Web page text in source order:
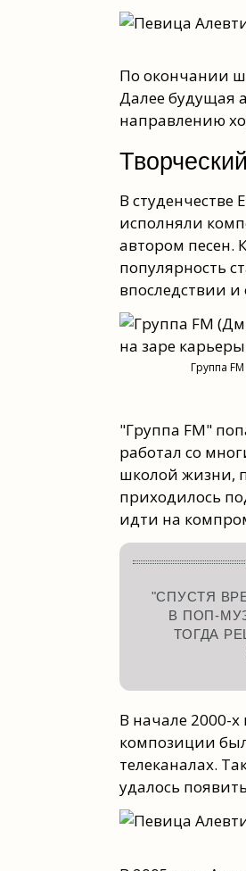
По окончании
Далее будущая
направлению
В студенчестве
исполняли
автором песен.
популярность
впоследствии и
Группа
"Группа FM"
работал со
школой жизни,
приходилось
идти на
"СПУСТЯ
В ПОП-
ТОГДА
В начале 2000-
композиции
телеканалах.
удалось